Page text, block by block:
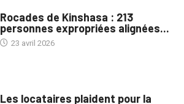
Rocades de Kinshasa : 213
personnes expropriées alignées...
23 avril 2026
Les locataires plaident pour la